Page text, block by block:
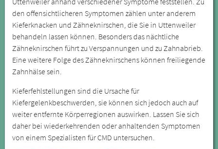
den offensichtlicheren Symptomen zählen unter anderem
Kieferknacken und Zähneknirschen, die Sie in Uttenweiler
behandeln lassen können. Besonders das nächtliche
Zähneknirschen führt zu Verspannungen und zu Zahnabrieb.
Eine weitere Folge des Zähneknirschens können freiliegende
Zahnhälse sein.
Kieferfehlstellungen sind die Ursache für
Kiefergelenkbeschwerden, sie können sich jedoch auch auf
weiter entfernte Körperregionen auswirken. Lassen Sie sich
daher bei wiederkehrenden oder anhaltenden Symptomen
von einem Spezialisten für CMD untersuchen.